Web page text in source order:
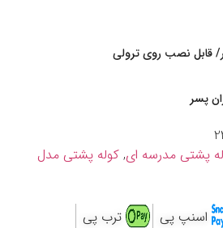
قابل نصب روی ترولی
پسر
پشتی مدرسه ای, کوله پشتی مدل
اسنپ پی
ترب پی